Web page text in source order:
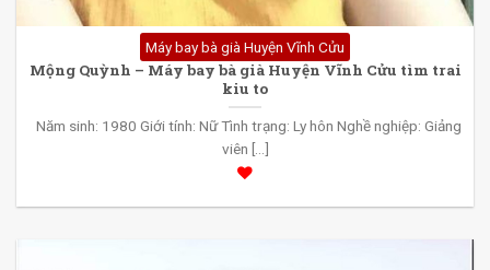
Máy bay bà già Huyện Vĩnh Cửu
Mộng Quỳnh – Máy bay bà già Huyện Vĩnh Cửu tìm trai
kiu to
Năm sinh: 1980 Giới tính: Nữ Tình trạng: Ly hôn Nghề nghiệp: Giảng
viên [...]